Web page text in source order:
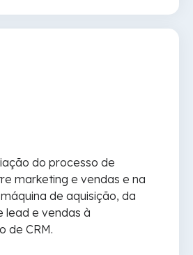
do processo de
marketing e vendas e na
de aquisição, da
lead e vendas à
de CRM.